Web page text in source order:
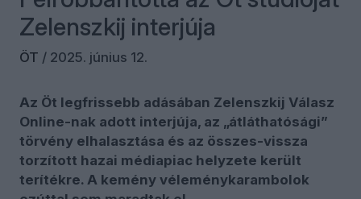
Zelenszkij interjúja
ÖT / 2025. június 12.
Az Öt legfrissebb adásában Zelenszkij Válasz
Online-nak adott interjúja, az „átláthatósági”
törvény elhalasztása és az összes-vissza
torzított hazai médiapiac helyzete került
terítékre. A kemény véleménykarambolok